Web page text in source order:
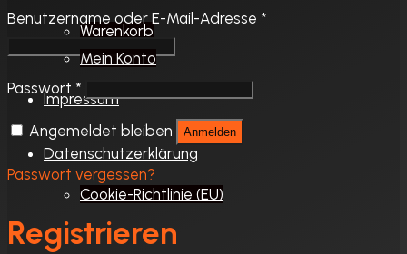
Warenkorb
Mein Konto
Impressum
Datenschutzerklärung
Cookie-Richtlinie (EU)
Benutzername oder E-Mail-Adresse *
Passwort *
Angemeldet bleiben Anmelden
Passwort vergessen?
Registrieren